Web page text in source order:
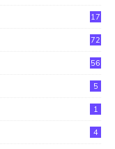
17
72
56
5
1
4